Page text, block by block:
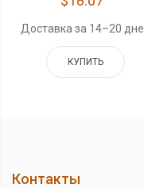
Доставка за 14–20
КУПИТЬ
Контакты